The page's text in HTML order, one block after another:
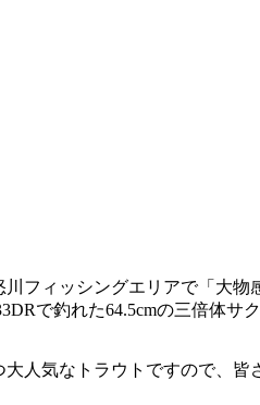
川フィッシングエリアで「大物
で釣れた64.5cmの三倍体サ
人気なトラウトですので、